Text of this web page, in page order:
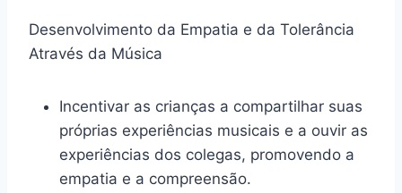
Desenvolvimento da Empatia e da Tolerância
Através da Música
Incentivar as crianças a compartilhar suas
próprias experiências musicais e a ouvir as
experiências dos colegas, promovendo a
empatia e a compreensão.